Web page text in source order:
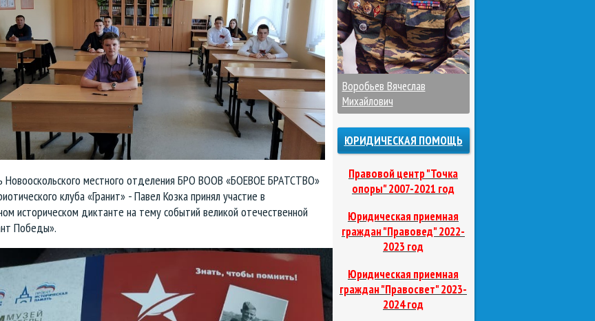
Новооскольского местного отделения БРО ВООВ «БОЕВОЕ БРАТСТВО»
клуба «Гранит» - Павел Козка принял участие в
историческом диктанте на тему событий великой отечественной
Победы».
Воробьев Вячеслав
Михайлович
ЮРИДИЧЕСКАЯ ПОМОЩЬ
Правовой центр "Точка
опоры" 2007-2021 год
Юридическая приемная
граждан "Правовед"2022-
2023 год
Юридическая приемная
граждан "Правосвет"2023-
2024 год